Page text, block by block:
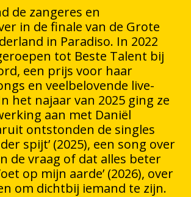
de zangeres en
in de finale van de Grote
in Paradiso. In 2022
tot Beste Talent bij
een prijs voor haar
en veelbelovende live-
het najaar van 2025 ging ze
aan met Daniël
ontstonden de singles
spijt’ (2025), een song over
de vraag of dat alles beter
op mijn aarde’ (2026), over
om dichtbij iemand te zijn.